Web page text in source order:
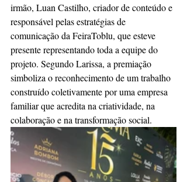
irmão, Luan Castilho, criador de conteúdo e
responsável pelas estratégias de
comunicação da FeiraToblu, que esteve
presente representando toda a equipe do
projeto. Segundo Larissa, a premiação
simboliza o reconhecimento de um trabalho
construído coletivamente por uma empresa
familiar que acredita na criatividade, na
colaboração e na transformação social.